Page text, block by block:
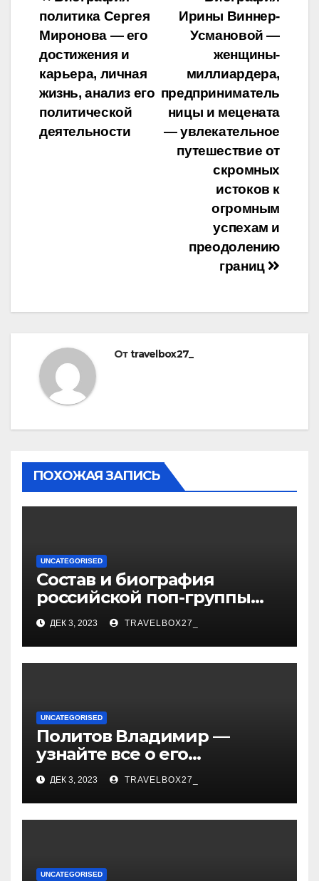
по
записям
Ирины Виннер-
Усмановой —
женщины-
миллиардера,
предприниматель
ницы и мецената
— увлекательное
путешествие от
скромных
истоков к
огромным
успехам и
преодолению
границ
политика Сергея
Миронова — его
достижения и
карьера, личная
жизнь, анализ его
политической
деятельности
Отtravelbox27_
ПОХОЖАЯ ЗАПИСЬ
UNCATEGORISED
Состав и биография
российской поп-группы
«Иванушки интернешнл»
— история успеха, музыка
и судьбы участников
ДЕК 3, 2023 TRAVELBOX27_
UNCATEGORISED
Политов Владимир —
узнайте все о его
биографии, возрасте и
впечатляющих
достижениях!
ДЕК 3, 2023 TRAVELBOX27_
UNCATEGORISED